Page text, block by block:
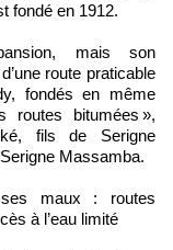
fondé en 1912.
mais son
route praticable
fondés en même
bitumées »,
fils de Serigne
Massamba.
maux : routes
à l’eau limité